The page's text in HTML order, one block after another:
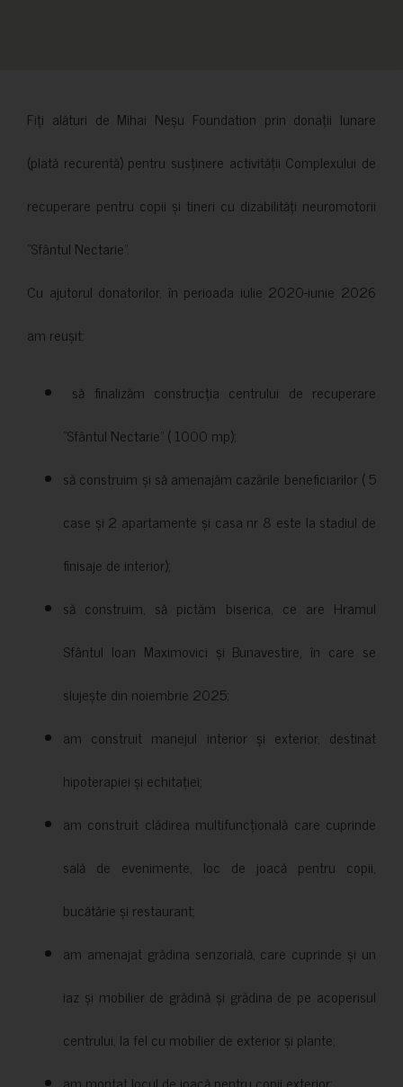
Fiți alături de Mihai Neșu Foundation prin donații lunare
(plată recurentă) pentru susținere activității Complexului de
recuperare pentru copii și tineri cu dizabilități neuromotorii
”Sfântul Nectarie”.
Cu ajutorul donatorilor, în perioada iulie 2020-iunie 2026
am reușit:
să finalizăm construcția centrului de recuperare
”Sfântul Nectarie” ( 1000 mp);
să construim și să amenajăm cazările beneficiarilor ( 5
case și 2 apartamente și casa nr 8 este la stadiul de
finisaje de interior);
să construim, să pictăm biserica, ce are Hramul
Sfântul Ioan Maximovici și Bunavestire, în care se
slujește din noiembrie 2025;
am construit manejul interior și exterior, destinat
hipoterapiei și echitației;
am construit clădirea multifuncțională care cuprinde
sală de evenimente, loc de joacă pentru copii,
bucătărie și restaurant;
am amenajat grădina senzorială, care cuprinde și un
iaz și mobilier de grădină și grădina de pe acoperisul
centrului, la fel cu mobilier de exterior și plante;